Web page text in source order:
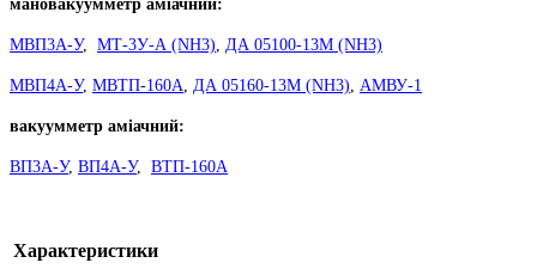
мановакуумметр аміачний:
МВП3А-У, МТ-3У-А (NH3) ДА 05100-13М (NH3)
МВП4А-У, МВТП-160А ДА 05160-13М (NH3) АМВУ-1
вакуумметр аміачний:
ВП3А-У, ВП4А-У, ВТП-160А
Характеристики